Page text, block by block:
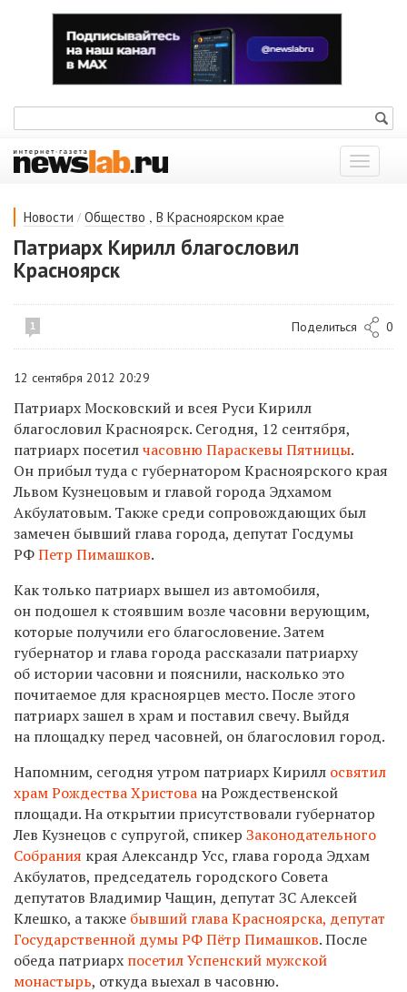
Показать
меню
Новости / Общество , В Красноярском крае
Патриарх Кирилл благословил
Красноярск
1 Поделиться 0
12 сентября 2012 20:29
Патриарх Московский и всея Руси Кирилл
благословил Красноярск. Сегодня, 12 сентября,
патриарх посетилчасовню Параскевы Пятницы.
Он прибыл туда с губернатором Красноярского края
Львом Кузнецовым и главой города Эдхамом
Акбулатовым. Также среди сопровождающих был
замечен бывший глава города, депутат Госдумы
РФПетр Пимашков.
Как только патриарх вышел из автомобиля,
он подошел к стоявшим возле часовни верующим,
которые получили его благословение. Затем
губернатор и глава города рассказали патриарху
об истории часовни и пояснили, насколько это
почитаемое для красноярцев место. После этого
патриарх зашел в храм и поставил свечу. Выйдя
на площадку перед часовней, он благословил город.
Напомним, сегодня утром патриарх Кирилл освятил
храм Рождества Христова на Рождественской
площади. На открытии присутствовали губернатор
Лев Кузнецов с супругой, спикер Законодательного
Собрания края Александр Усс, глава города Эдхам
Акбулатов, председатель городского Совета
депутатов Владимир Чащин, депутат ЗС Алексей
Клешко, а также бывший глава Красноярска, депутат
Государственной думы РФ Пётр Пимашков. После
обеда патриарх посетил Успенский мужской
монастырь, откуда выехал в часовню.